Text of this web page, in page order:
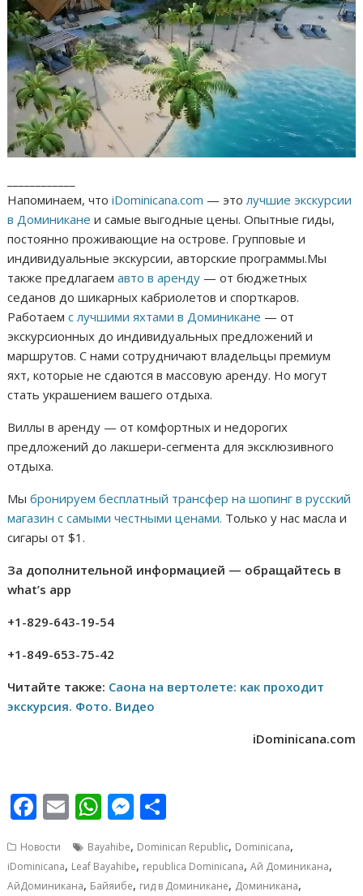
Напоминаем, что iDominicana.com — это лучшие экскурсии
в Доминикане и самые выгодные цены. Опытные гиды,
постоянно проживающие на острове. Групповые и
индивидуальные экскурсии, авторские программы.Мы
также предлагаемавто в аренду — от бюджетных
седанов до шикарных кабриолетов и спорткаров.
Работаемс лучшими яхтами в Доминикане — от
экскурсионных до индивидуальных предложений и
маршрутов. С нами сотрудничают владельцы премиум
яхт, которые не сдаются в массовую аренду. Но могут
стать украшением вашего отдыха.
Виллы в аренду — от комфортных и недорогих
предложений до лакшери-сегмента для эксклюзивного
отдыха.
Мыбронируем бесплатный трансфер на шопинг в русский
магазин с самыми честными ценами. Только у нас масла и
сигары от $1.
За дополнительной информацией — обращайтесь в
what’s app
+1-829-643-19-54
+1-849-653-75-42
Читайте также: Саона на вертолете: как проходит
экскурсия. Фото. Видео
iDominicana.com
F
e
b
E
ai
l
W
at
s
M
ss
e
п
р
Новости Bayahibe, Dominican Republic, Dominicana,
iDominicana, Leaf Bayahibe, republica Dominicana,Ай Доминикана,
АйДоминикана, Байяибе, гид в Доминикане, Доминикана,